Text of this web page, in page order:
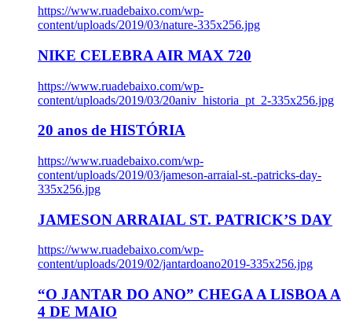
https://www.ruadebaixo.com/wp-
content/uploads/2019/03/nature-335x256.jpg
NIKE CELEBRA AIR MAX 720
https://www.ruadebaixo.com/wp-
content/uploads/2019/03/20aniv_historia_pt_2-335x256.jpg
20 anos de HISTÓRIA
https://www.ruadebaixo.com/wp-
content/uploads/2019/03/jameson-arraial-st.-patricks-day-
335x256.jpg
JAMESON ARRAIAL ST. PATRICK’S DAY
https://www.ruadebaixo.com/wp-
content/uploads/2019/02/jantardoano2019-335x256.jpg
“O JANTAR DO ANO” CHEGA A LISBOA A
4 DE MAIO